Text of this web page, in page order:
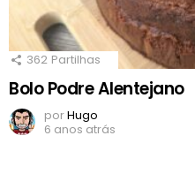
362 Partilhas
Bolo Podre Alentejano
porHugo
6 anos atrás